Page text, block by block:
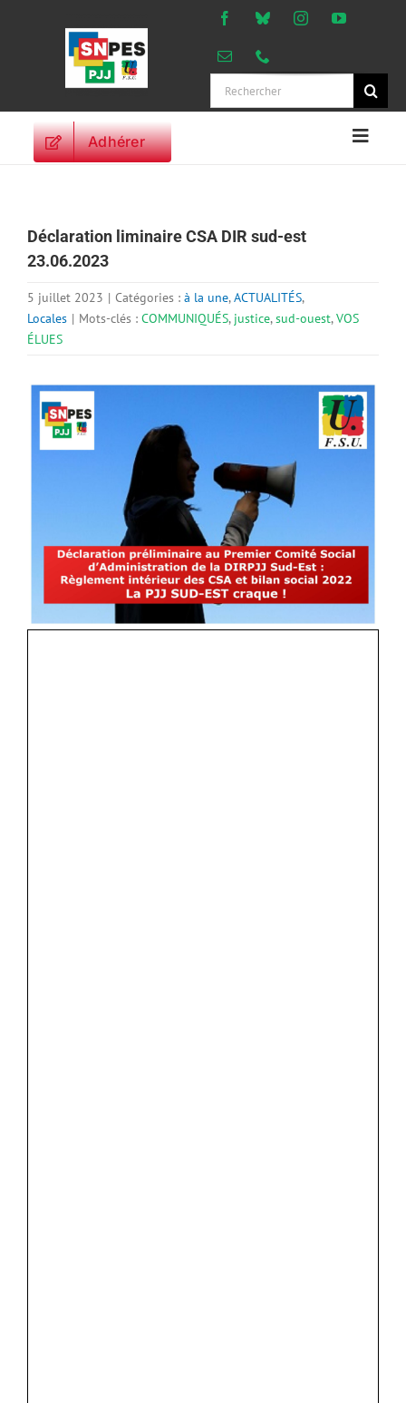
Rechercher:
Adhérer
ORIENTATIONS
DROITS DES
PERSONNELS
Déclaration liminaire CSA DIR sud-est
23.06.2023
5 juillet 2023 | Catégories : à la une,ACTUALITÉS,
Locales | Mots-clés : COMMUNIQUÉS, justice,sud-ouest,VOS
ÉLUES